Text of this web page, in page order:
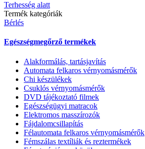
Terhesség alatt
Termék kategóriák
Bérlés
Egészségmegőrző termékek
Alakformálás, tartásjavítás
Automata felkaros vérnyomásmérők
Chi készülékek
Csuklós vérnyomásmérők
DVD tájékoztató filmek
Egészségügyi matracok
Elektromos masszírozók
Fájdalomcsillapítás
Félautomata felkaros vérnyomásmérők
Fémszálas textíliák és reztermékek